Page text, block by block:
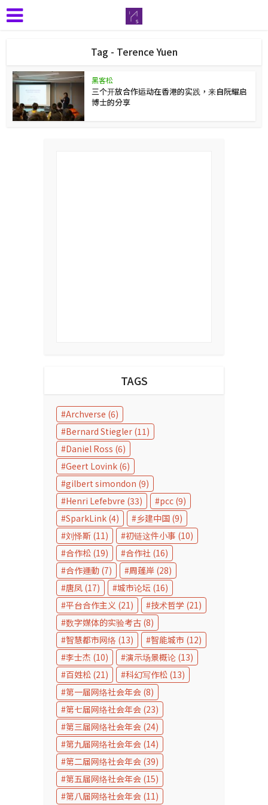
Tag - Terence Yuen
黑客松
三个开放合作运动在香港的实践，来自阮耀启
博士的分享
TAGS
Archverse (6)
Bernard Stiegler (11)
Daniel Ross (6)
Geert Lovink (6)
gilbert simondon (9)
Henri Lefebvre (33) pcc (9)
SparkLink (4) 乡建中国 (9)
刘怿斯 (11) 初链这件小事 (10)
合作松 (19) 合作社 (16)
合作運動 (7) 周蓬岸 (28)
唐凤 (17) 城市论坛 (16)
平台合作主义 (21) 技术哲学 (21)
数字媒体的实验考古 (8)
智慧都市网络 (13) 智能城市 (12)
李士杰 (10) 演示场景概论 (13)
百姓松 (21) 科幻写作松 (13)
第一届网络社会年会 (8)
第七届网络社会年会 (23)
第三届网络社会年会 (24)
第九届网络社会年会 (14)
第二届网络社会年会 (39)
第五届网络社会年会 (15)
第八届网络社会年会 (11)